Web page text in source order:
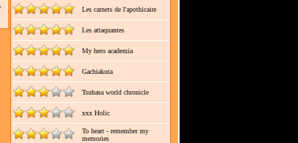
Les carnets de l'apothicaire
Les attaquantes
My hero academia
Gachiakuta
Tsubasa world chronicle
xxx Holic
To heart - remember my
memories